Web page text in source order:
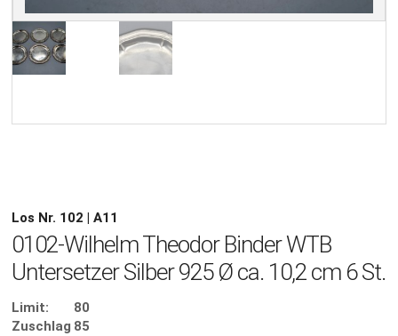
Los Nr. 102 | A11
0102-Wilhelm Theodor Binder WTB
Untersetzer Silber 925 Ø ca. 10,2 cm 6 St.
Limit:
80
Zuschlag 85